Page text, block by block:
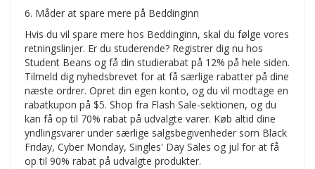
6. Måder at spare mere på Beddinginn
Hvis du vil spare mere hos Beddinginn, skal du følge vores
retningslinjer. Er du studerende? Registrer dig nu hos
Student Beans og få din studierabat på 12% på hele siden.
Tilmeld dig nyhedsbrevet for at få særlige rabatter på dine
næste ordrer. Opret din egen konto, og du vil modtage en
rabatkupon på $5. Shop fra Flash Sale-sektionen, og du
kan få op til 70% rabat på udvalgte varer. Køb altid dine
yndlingsvarer under særlige salgsbegivenheder som Black
Friday, Cyber Monday, Singles' Day Sales og jul for at få
op til 90% rabat på udvalgte produkter.